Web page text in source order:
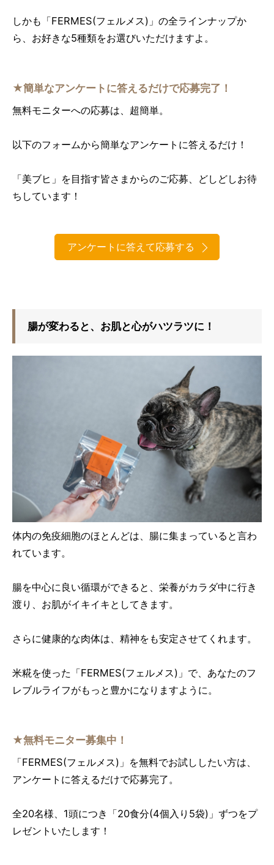
しかも「FERMES(フェルメス)」の全ラインナップか
ら、お好きな5種類をお選びいただけますよ。
★簡単なアンケートに答えるだけで応募完了！
無料モニターへの応募は、超簡単。
以下のフォームから簡単なアンケートに答えるだけ！
「美ブヒ」を目指す皆さまからのご応募、どしどしお待
ちしています！
アンケートに答えて応募する
腸が変わると、お肌と心がハツラツに！
体内の免疫細胞のほとんどは、腸に集まっていると言わ
れています。
腸を中心に良い循環ができると、栄養がカラダ中に行き
渡り、お肌がイキイキとしてきます。
さらに健康的な肉体は、精神をも安定させてくれます。
米糀を使った「FERMES(フェルメス)」で、あなたのフ
レブルライフがもっと豊かになりますように。
★無料モニター募集中！
「FERMES(フェルメス)」を無料でお試ししたい方は、
アンケートに答えるだけで応募完了。
全20名様、1頭につき「20食分(4個入り5袋)」ずつをプ
レゼントいたします！